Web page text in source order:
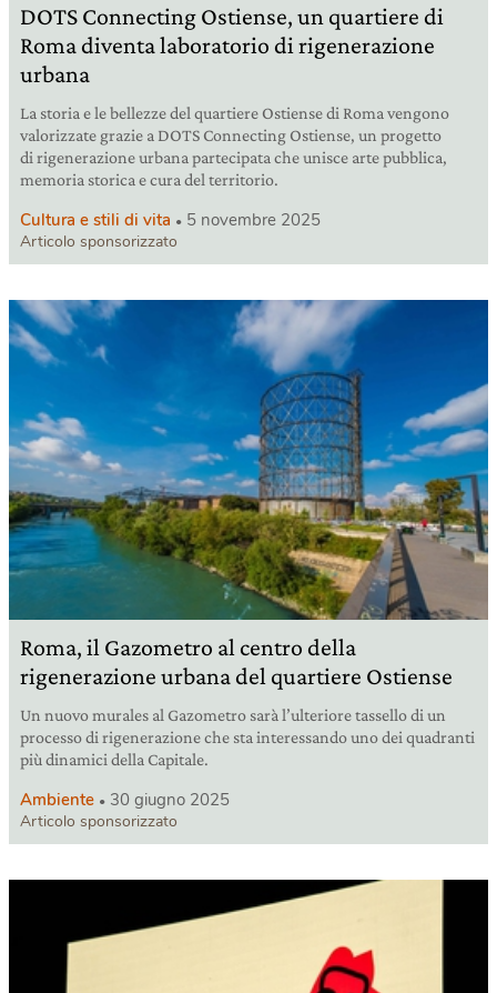
DOTS Connecting Ostiense, un quartiere di
Roma diventa laboratorio di rigenerazione
urbana
La storia e le bellezze del quartiere Ostiense di Roma vengono
valorizzate grazie a DOTS Connecting Ostiense, un progetto
di rigenerazione urbana partecipata che unisce arte pubblica,
memoria storica e cura del territorio.
Cultura e stili di vita 5 novembre 2025
Articolo sponsorizzato
Roma, il Gazometro al centro della
rigenerazione urbana del quartiere Ostiense
Un nuovo murales al Gazometro sarà l’ulteriore tassello di un
processo di rigenerazione che sta interessando uno dei quadranti
più dinamici della Capitale.
Ambiente 30 giugno 2025
Articolo sponsorizzato